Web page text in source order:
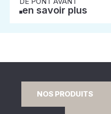
en savoir plus
NOS PRODUITS